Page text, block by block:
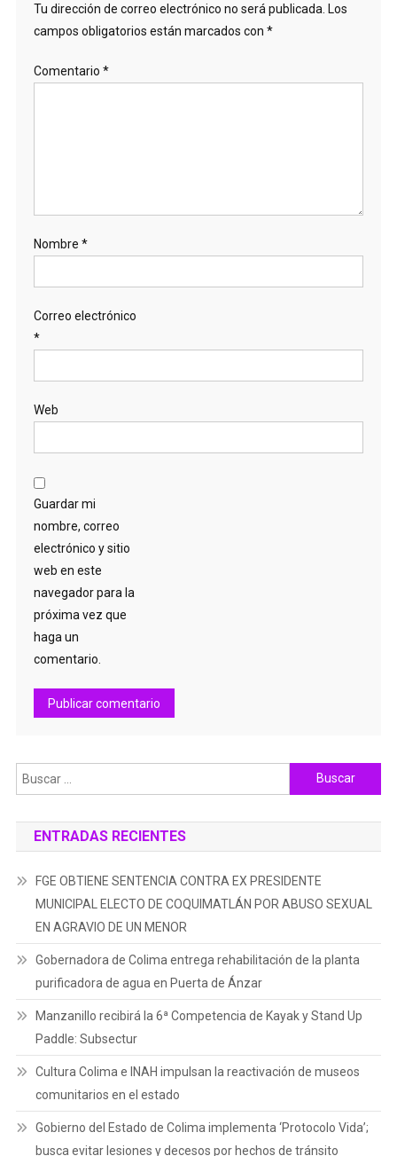
Tu dirección de correo electrónico no será publicada. Los
campos obligatorios están marcados con *
Comentario *
Nombre *
Correo electrónico
*
Web
Guardar mi
nombre, correo
electrónico y sitio
web en este
navegador para la
próxima vez que
haga un
comentario.
Buscar:
ENTRADAS RECIENTES
FGE OBTIENE SENTENCIA CONTRA EX PRESIDENTE
MUNICIPAL ELECTO DE COQUIMATLÁN POR ABUSO SEXUAL
EN AGRAVIO DE UN MENOR
Gobernadora de Colima entrega rehabilitación de la planta
purificadora de agua en Puerta de Ánzar
Manzanillo recibirá la 6ª Competencia de Kayak y Stand Up
Paddle: Subsectur
Cultura Colima e INAH impulsan la reactivación de museos
comunitarios en el estado
Gobierno del Estado de Colima implementa ‘Protocolo Vida’;
busca evitar lesiones y decesos por hechos de tránsito